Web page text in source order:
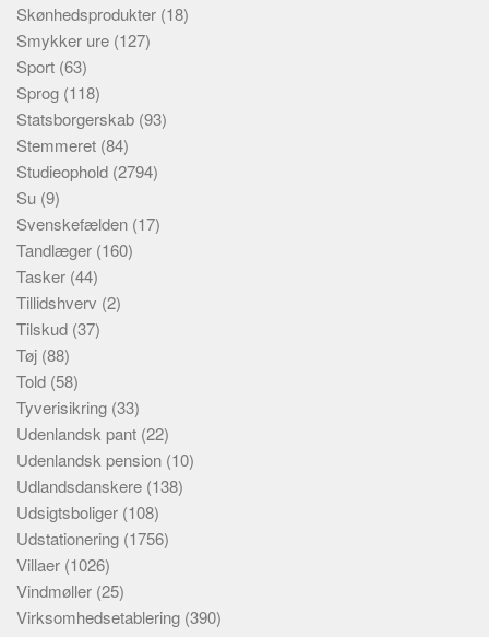
Skønhedsprodukter (18)
Smykker ure (127)
Sport (63)
Sprog (118)
Statsborgerskab (93)
Stemmeret (84)
Studieophold (2794)
Su (9)
Svenskefælden (17)
Tandlæger (160)
Tasker (44)
Tillidshverv (2)
Tilskud (37)
Tøj (88)
Told (58)
Tyverisikring (33)
Udenlandsk pant (22)
Udenlandsk pension (10)
Udlandsdanskere (138)
Udsigtsboliger (108)
Udstationering (1756)
Villaer (1026)
Vindmøller (25)
Virksomhedsetablering (390)